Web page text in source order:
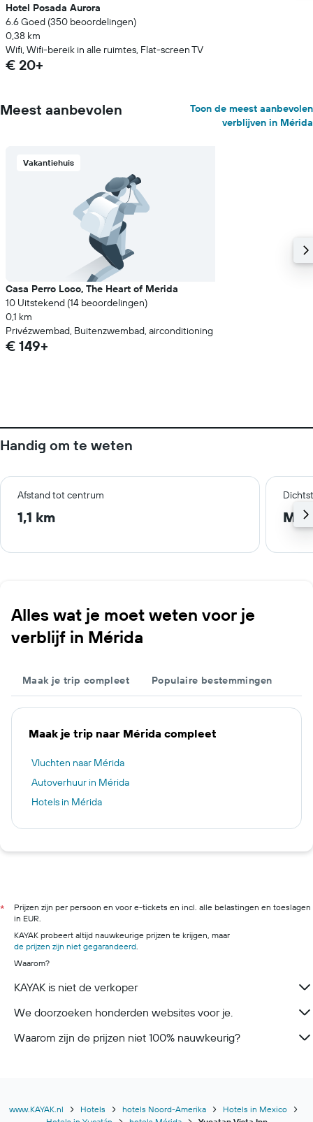
Hotel Posada Aurora
6.6 Goed (350 beoordelingen)
0,38 km
Wifi, Wifi-bereik in alle ruimtes, Flat-screen TV
€ 20+
Meest aanbevolen
Toon de meest aanbevolen
verblijven in Mérida
Vakantiehuis
Casa Perro Loco, The Heart of Merida
10 Uitstekend (14 beoordelingen)
0,1 km
Privézwembad, Buitenzwembad, airconditioning
€ 149+
Handig om te weten
Afstand tot centrum
1,1 km
Alles wat je moet weten voor je
verblijf in Mérida
Maak je trip compleet Populaire bestemmingen
Maak je trip naar Mérida compleet
Vluchten naar Mérida
Autoverhuur in Mérida
Hotels in Mérida
*
Prijzen zijn per persoon en voor e-tickets en incl. alle belastingen en toeslagen
in EUR.
KAYAK probeert altijd nauwkeurige prijzen te krijgen, maar
de prijzen zijn niet gegarandeerd.
Waarom?
KAYAK is niet de verkoper
We doorzoeken honderden websites voor je.
Waarom zijn de prijzen niet 100% nauwkeurig?
www.KAYAK.nl Hotels hotels Noord-Amerika
Hotels in Mexico